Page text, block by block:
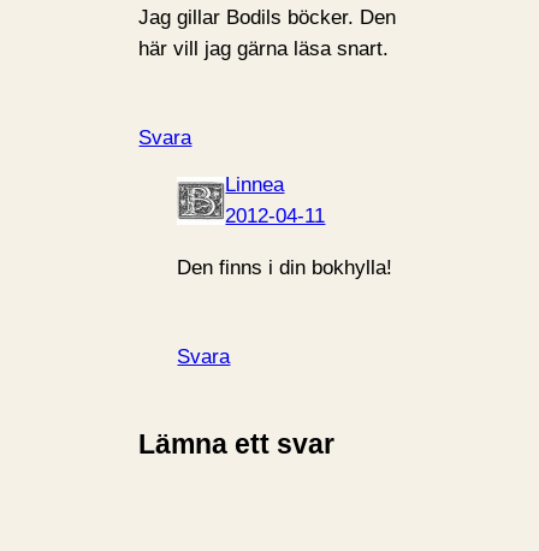
Jag gillar Bodils böcker. Den
här vill jag gärna läsa snart.
Svara
Linnea
2012-04-11
Den finns i din bokhylla!
Svara
Lämna ett svar